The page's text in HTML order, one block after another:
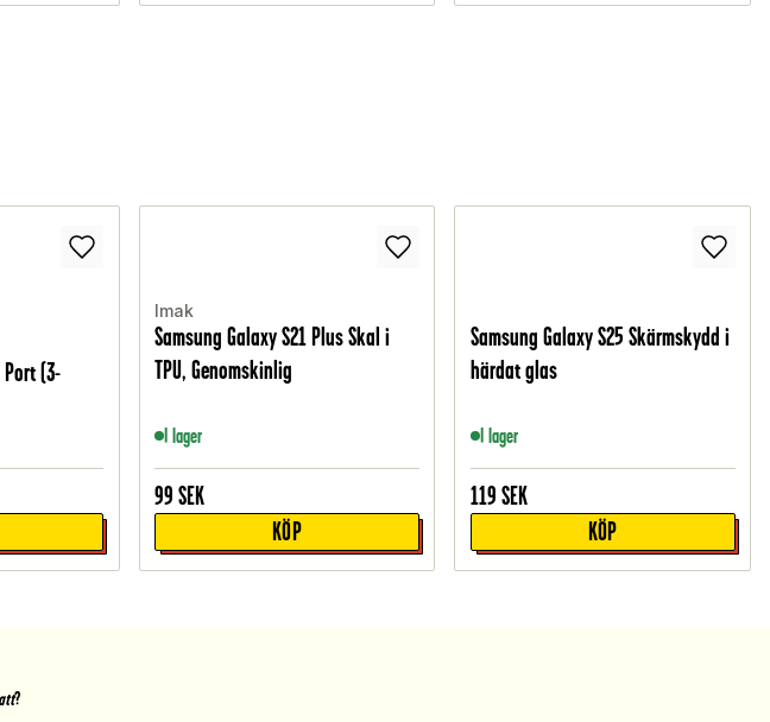
Port (3-
Imak
Samsung Galaxy S21 Plus Skal i
TPU, Genomskinlig
I lager
99 SEK
KÖP
Samsung Galaxy S25 Skärmskydd i
härdat glas
I lager
119 SEK
KÖP
?